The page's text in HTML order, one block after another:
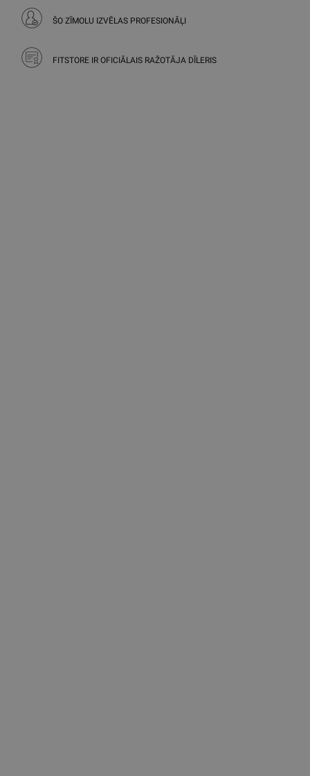
ŠO ZĪMOLU IZVĒLAS PROFESIONĀĻI
FITSTORE IR OFICIĀLAIS RAŽOTĀJA DĪLERIS